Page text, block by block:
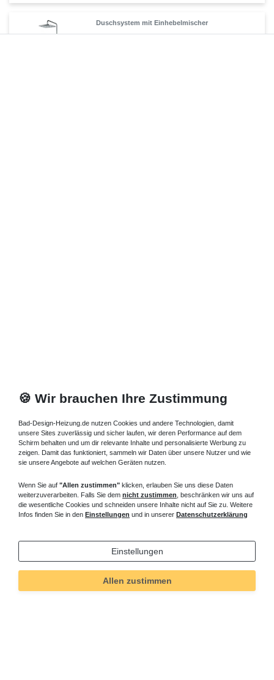
Duschsystem mit Einhebelmischer
🍪 Wir brauchen Ihre Zustimmung
Bad-Design-Heizung.de nutzen Cookies und andere Technologien, damit
unsere Sites zuverlässig und sicher laufen, wir deren Performance auf dem
Schirm behalten und um dir relevante Inhalte und personalisierte Werbung zu
zeigen. Damit das funktioniert, sammeln wir Daten über unsere Nutzer und wie
sie unsere Angebote auf welchen Geräten nutzen.
Wenn Sie auf "Allen zustimmen" klicken, erlauben Sie uns diese Daten
weiterzuverarbeiten. Falls Sie dem nicht zustimmen , beschränken wir uns auf
die wesentliche Cookies und schneiden unsere Inhalte nicht auf Sie zu. Weitere
Infos finden Sie in den Einstellungen und in unserer Datenschutzerklärung
Einstellungen
Allen zustimmen